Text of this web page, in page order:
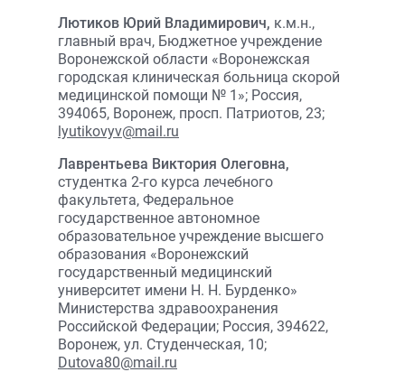
Лютиков Юрий Владимирович, к.м.н.,
главный врач, Бюджетное учреждение
Воронежской области «Воронежская
городская клиническая больница скорой
медицинской помощи № 1»; Россия,
394065, Воронеж, просп. Патриотов, 23;
lyutikovyv@mail.ru
Лаврентьева Виктория Олеговна,
студентка 2-го курса лечебного
факультета, Федеральное
государственное автономное
образовательное учреждение высшего
образования «Воронежский
государственный медицинский
университет имени Н. Н. Бурденко»
Министерства здравоохранения
Российской Федерации; Россия, 394622,
Воронеж, ул. Студенческая, 10;
Dutova80@mail.ru